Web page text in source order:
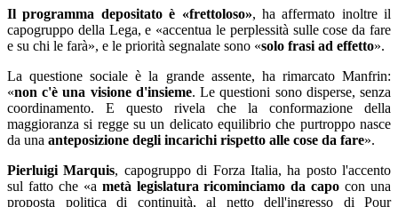
Il programma depositato è «frettoloso», ha affermato inoltre il
capogruppo della Lega, e «accentua le perplessità sulle cose da fare
e su chi le farà», e le priorità segnalate sono «solo frasi ad effetto».
La questione sociale è la grande assente, ha rimarcato Manfrin:
«non c'è una visione d'insieme. Le questioni sono disperse, senza
coordinamento. E questo rivela che la conformazione della
maggioranza si regge su un delicato equilibrio che purtroppo nasce
da una anteposizione degli incarichi rispetto alle cose da fare».
Pierluigi Marquis, capogruppo di Forza Italia, ha posto l'accento
sul fatto che «a metà legislatura ricominciamo da capo con una
proposta politica di continuità, al netto dell'ingresso di Pour